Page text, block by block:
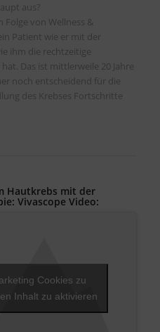
aus?
von Wellness &
Patient wie er mit der
ihm die rechtzeitige
Das ist mittlerweile 20 Jahre
noch entscheidend für die
des Krebses Fortschritte
Hautkrebs mit der
Vivascope Video:
Cookies zu
Inhalt zu aktivieren